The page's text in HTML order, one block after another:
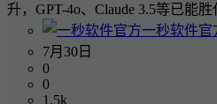
升，GPT-4o、Claude 3.5等已能
一秒软件官
7月30日
0
0
1.5k